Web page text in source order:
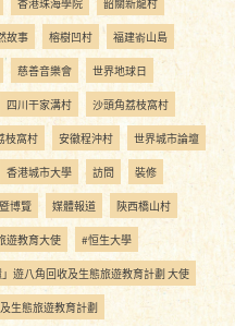
故事 榕樹凹村 福建嵛山島
慈善音樂會 世界地球日
四川干家溝村 沙頭角荔枝窩村
枝窩村 安徽程沖村 世界城市論壇
香港城市大學 訪問 裝修
博覽 媒體報道 陝西橋山村
遊教育大使 #恒生大學
」遊八角回收及生態旅遊教育計劃 大使
生態旅遊教育計劃